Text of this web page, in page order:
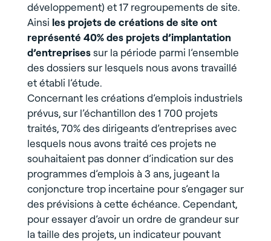
développement) et 17 regroupements de site.
Ainsi les projets de créations de site ont
représenté 40% des projets d’implantation
d’entreprisessur la période parmi l’ensemble
des dossiers sur lesquels nous avons travaillé
et établi l’étude.
Concernant les créations d’emplois industriels
prévus, sur l’échantillon des 1 700 projets
traités, 70% des dirigeants d’entreprises avec
lesquels nous avons traité ces projets ne
souhaitaient pas donner d’indication sur des
programmes d’emplois à 3 ans, jugeant la
conjoncture trop incertaine pour s’engager sur
des prévisions à cette échéance. Cependant,
pour essayer d’avoir un ordre de grandeur sur
la taille des projets, un indicateur pouvant